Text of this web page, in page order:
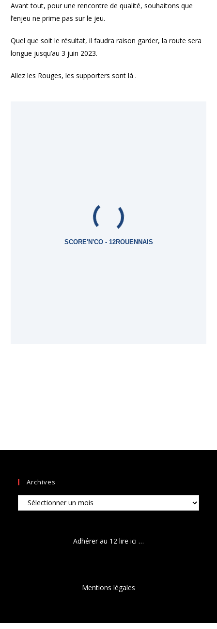
Avant tout, pour une rencontre de qualité, souhaitons que
l’enjeu ne prime pas sur le jeu.
Quel que soit le résultat, il faudra raison garder, la route sera
longue jusqu’au 3 juin 2023.
Allez les Rouges, les supporters sont là .
SCORE'N'CO - 12ROUENNAIS
Archives
Archives
Adhérer au 12 lire ici …
Mentions légales